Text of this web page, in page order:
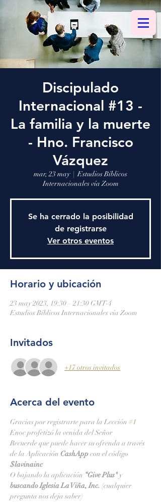
Discipulado
Internacional #13 -
La familia y la muerte
- Hno. Francisco
Vázquez
mar, 23 may
  |
Estudios Bíblicos
Internacionales vía Zoom
Se ha cerrado la posibilidad
de registrarse
Ver otros eventos
Horario y ubicación
23 may 2023, 19:30 – 21:30 GMT-4
Estudios Bíblicos Internacionales vía Zoom
Invitados
+17 otros invitados
Acerca del evento
Gracias por registrarte para la Lección #1
Enoc profetizó la venida del Señor
Recuerde que puede hacer su ofrenda a través
de la Aplicación CashApp con el código
$lavinainc
O bajando la aplicación “Give Plus" y
buscando Iglesia La Viña, Inc. (cualquier
pregunta nos deja saber)